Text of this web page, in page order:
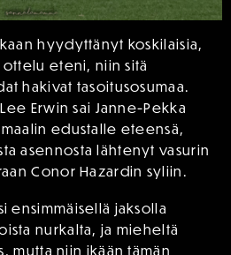
hyydyttänyt koskilaisia,
eteni, niin sitä
hakivat tasoitusosumaa.
Erwin sai Janne-Pekka
edustalle eteensä,
asennosta lähtenyt vasurin
Conor Hazardin syliin.
ensimmäisellä jaksolla
nurkalta, ja mieheltä
mutta niin ikään tämän